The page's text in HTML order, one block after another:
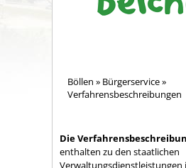
Böllen » Bürgerservice»
Verfahrensbeschreibungen
Die
enthalten zu den staatlichen
Verwaltungsdienstleistungen